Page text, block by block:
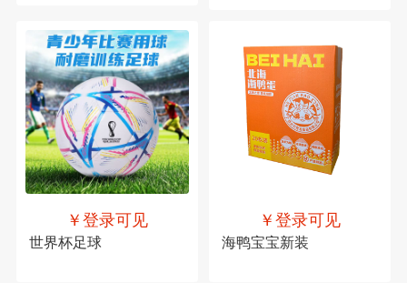
￥登录可见
世界杯足球
￥登录可见
海鸭宝宝新装